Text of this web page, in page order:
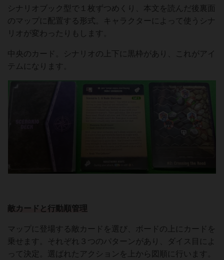
シナリオブック型で１枚ずつめくり、本文を読んだ後裏面
のマップに配置する形式。キャラクターによって使うシナ
リオが変わったりもします。
中央のカード。シナリオの上下に黒枠があり、これがアイ
テムになります。
敵カードと行動順管理
マップに登場する敵カードを選び、ボードの上にカードを
乗せます。それぞれ３つのパターンがあり、ダイス目によ
って決定。選ばれたアクションを上から図順に行います。